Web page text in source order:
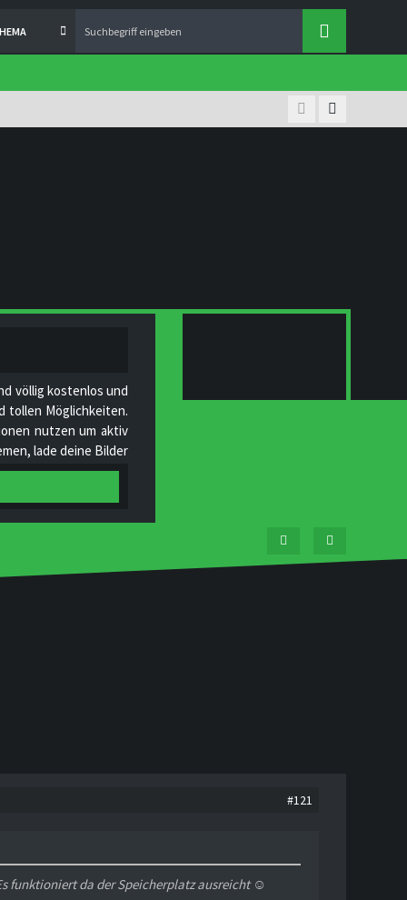
völlig kostenlos und
tollen Möglichkeiten.
nutzen um aktiv
lade deine Bilder
und helfe uns
#121
funktioniert da der Speicherplatz ausreicht ☺️